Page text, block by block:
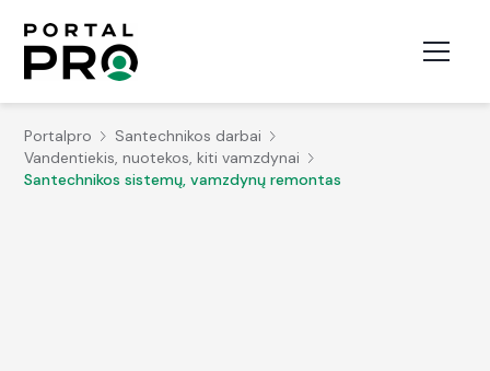
Portalpro
Santechnikos darbai
Vandentiekis, nuotekos, kiti vamzdynai
Santechnikos sistemų, vamzdynų remontas